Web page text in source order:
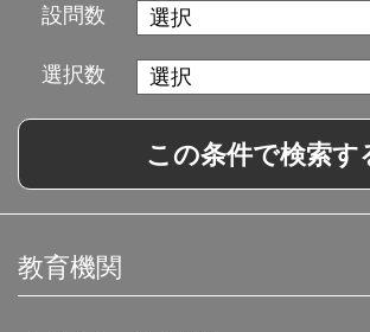
設問数
選択数
この条件で検索す
教育機関